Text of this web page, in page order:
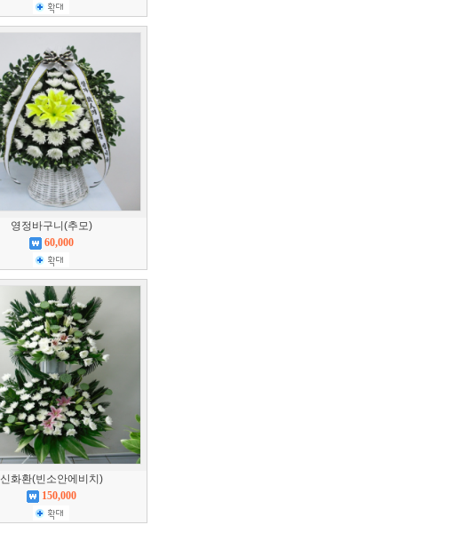
영정바구니(추모)
60,000
신화환(빈소안에비치)
150,000